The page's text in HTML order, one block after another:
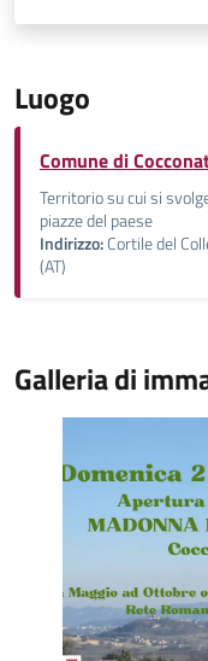
Luogo
Comune di
Territorio su cui si
piazze del paese
Indirizzo:Cortile del
(AT)
Galleria di